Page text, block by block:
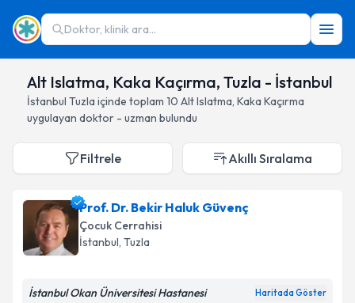
Doktor, klinik ara...
Alt Islatma, Kaka Kaçırma, Tuzla - İstanbul
İstanbul Tuzla içinde toplam 10 Alt Islatma, Kaka Kaçırma
uygulayan doktor - uzman bulundu
Filtrele Akıllı Sıralama
Prof. Dr. Bekir Haluk Güvenç
Çocuk Cerrahisi
İstanbul, Tuzla
İstanbul Okan Üniversitesi Hastanesi Haritada Göster